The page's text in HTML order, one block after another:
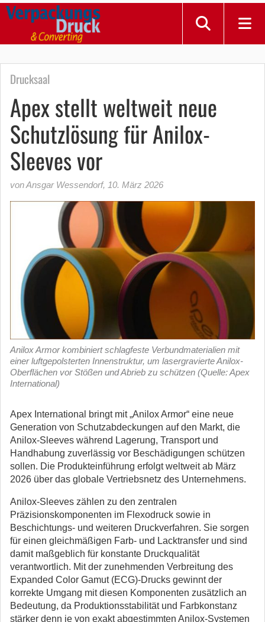
Drucksaal
Apex stellt weltweit neue
Schutzlösung für Anilox-
Sleeves vor
von Ansgar Wessendorf, 10. März 2026
Anilox Armor kombiniert schlagfeste Verbundmaterialien mit
einer luftgepolsterten Innenstruktur, um lasergravierte Anilox-
Oberflächen vor Stößen und Abrieb zu schützen (Quelle: Apex
International)
Apex International bringt mit „Anilox Armor“ eine neue
Generation von Schutzabdeckungen auf den Markt, die
Anilox-Sleeves während Lagerung, Transport und
Handhabung zuverlässig vor Beschädigungen schützen
sollen. Die Produkteinführung erfolgt weltweit ab März
2026 über das globale Vertriebsnetz des Unternehmens.
Anilox-Sleeves zählen zu den zentralen
Präzisionskomponenten im Flexodruck sowie in
Beschichtungs- und weiteren Druckverfahren. Sie sorgen
für einen gleichmäßigen Farb- und Lacktransfer und sind
damit maßgeblich für konstante Druckqualität
verantwortlich. Mit der zunehmenden Verbreitung des
Expanded Color Gamut (ECG)-Drucks gewinnt der
korrekte Umgang mit diesen Komponenten zusätzlich an
Bedeutung, da Produktionsstabilität und Farbkonstanz
stärker denn je von exakt abgestimmten Anilox-Systemen